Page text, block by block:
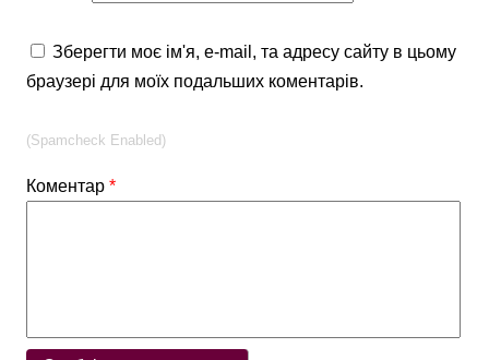
Коментар*
Зберегти моє ім'я, e-mail, та адресу сайту в цьому
браузері для моїх подальших коментарів.
(Spamcheck Enabled)